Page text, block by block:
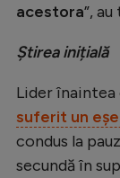
acestora”,
Știrea inițială
Lider înaintea
suferit un
condus la
secundă în